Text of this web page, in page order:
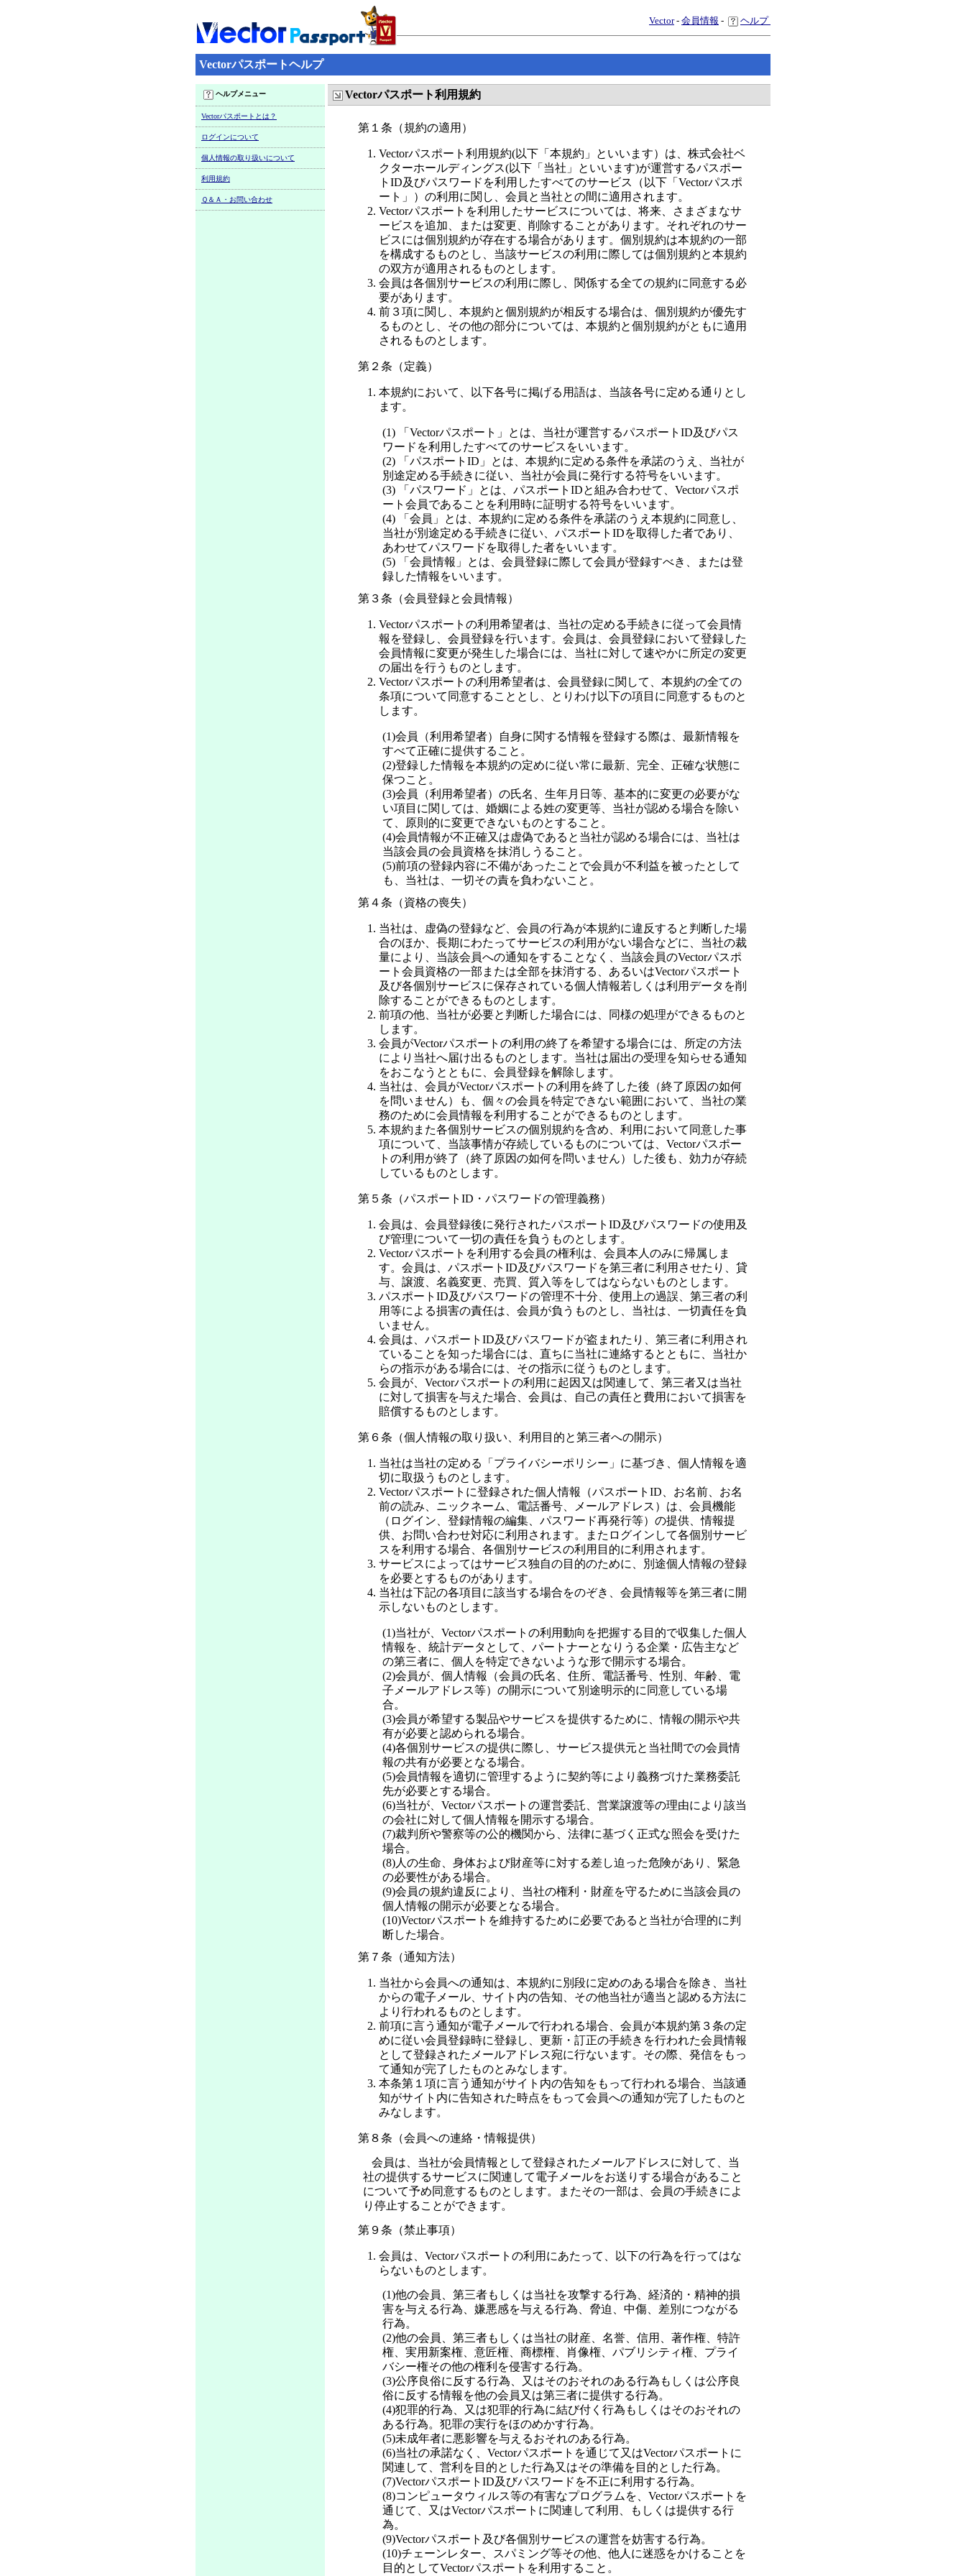
Vector- 会員情報 - ヘルプ
Vectorパスポートヘルプ
ヘルプメニュー
Vectorパスポートとは？
ログインについて
個人情報の取り扱いについて
利用規約
Ｑ＆Ａ・お問い合わせ
Vectorパスポート利用規約
第１条（規約の適用）
Vectorパスポート利用規約(以下「本規約」といいます）は、株式会社ベ
クターホールディングス(以下「当社」といいます)が運営するパスポー
トID及びパスワードを利用したすべてのサービス（以下「Vectorパスポ
ート」）の利用に関し、会員と当社との間に適用されます。
Vectorパスポートを利用したサービスについては、将来、さまざまなサ
ービスを追加、または変更、削除することがあります。それぞれのサー
ビスには個別規約が存在する場合があります。個別規約は本規約の一部
を構成するものとし、当該サービスの利用に際しては個別規約と本規約
の双方が適用されるものとします。
会員は各個別サービスの利用に際し、関係する全ての規約に同意する必
要があります。
前３項に関し、本規約と個別規約が相反する場合は、個別規約が優先す
るものとし、その他の部分については、本規約と個別規約がともに適用
されるものとします。
第２条（定義）
本規約において、以下各号に掲げる用語は、当該各号に定める通りとし
ます。
(1) 「Vectorパスポート」とは、当社が運営するパスポートID及びパス
ワードを利用したすべてのサービスをいいます。
(2) 「パスポートID」とは、本規約に定める条件を承諾のうえ、当社が
別途定める手続きに従い、当社が会員に発行する符号をいいます。
(3) 「パスワード」とは、パスポートIDと組み合わせて、Vectorパスポ
ート会員であることを利用時に証明する符号をいいます。
(4) 「会員」とは、本規約に定める条件を承諾のうえ本規約に同意し、
当社が別途定める手続きに従い、パスポートIDを取得した者であり、
あわせてパスワードを取得した者をいいます。
(5) 「会員情報」とは、会員登録に際して会員が登録すべき、または登
録した情報をいいます。
第３条（会員登録と会員情報）
Vectorパスポートの利用希望者は、当社の定める手続きに従って会員情
報を登録し、会員登録を行います。会員は、会員登録において登録した
会員情報に変更が発生した場合には、当社に対して速やかに所定の変更
の届出を行うものとします。
Vectorパスポートの利用希望者は、会員登録に関して、本規約の全ての
条項について同意することとし、とりわけ以下の項目に同意するものと
します。
(1)会員（利用希望者）自身に関する情報を登録する際は、最新情報を
すべて正確に提供すること。
(2)登録した情報を本規約の定めに従い常に最新、完全、正確な状態に
保つこと。
(3)会員（利用希望者）の氏名、生年月日等、基本的に変更の必要がな
い項目に関しては、婚姻による姓の変更等、当社が認める場合を除い
て、原則的に変更できないものとすること。
(4)会員情報が不正確又は虚偽であると当社が認める場合には、当社は
当該会員の会員資格を抹消しうること。
(5)前項の登録内容に不備があったことで会員が不利益を被ったとして
も、当社は、一切その責を負わないこと。
第４条（資格の喪失）
当社は、虚偽の登録など、会員の行為が本規約に違反すると判断した場
合のほか、長期にわたってサービスの利用がない場合などに、当社の裁
量により、当該会員への通知をすることなく、当該会員のVectorパスポ
ート会員資格の一部または全部を抹消する、あるいはVectorパスポート
及び各個別サービスに保存されている個人情報若しくは利用データを削
除することができるものとします。
前項の他、当社が必要と判断した場合には、同様の処理ができるものと
します。
会員がVectorパスポートの利用の終了を希望する場合には、所定の方法
により当社へ届け出るものとします。当社は届出の受理を知らせる通知
をおこなうとともに、会員登録を解除します。
当社は、会員がVectorパスポートの利用を終了した後（終了原因の如何
を問いません）も、個々の会員を特定できない範囲において、当社の業
務のために会員情報を利用することができるものとします。
本規約また各個別サービスの個別規約を含め、利用において同意した事
項について、当該事情が存続しているものについては、Vectorパスポー
トの利用が終了（終了原因の如何を問いません）した後も、効力が存続
しているものとします。
第５条（パスポートID・パスワードの管理義務）
会員は、会員登録後に発行されたパスポートID及びパスワードの使用及
び管理について一切の責任を負うものとします。
Vectorパスポートを利用する会員の権利は、会員本人のみに帰属しま
す。会員は、パスポートID及びパスワードを第三者に利用させたり、貸
与、譲渡、名義変更、売買、質入等をしてはならないものとします。
パスポートID及びパスワードの管理不十分、使用上の過誤、第三者の利
用等による損害の責任は、会員が負うものとし、当社は、一切責任を負
いません。
会員は、パスポートID及びパスワードが盗まれたり、第三者に利用され
ていることを知った場合には、直ちに当社に連絡するとともに、当社か
らの指示がある場合には、その指示に従うものとします。
会員が、Vectorパスポートの利用に起因又は関連して、第三者又は当社
に対して損害を与えた場合、会員は、自己の責任と費用において損害を
賠償するものとします。
第６条（個人情報の取り扱い、利用目的と第三者への開示）
当社は当社の定める「プライバシーポリシー」に基づき、個人情報を適
切に取扱うものとします。
Vectorパスポートに登録された個人情報（パスポートID、お名前、お名
前の読み、ニックネーム、電話番号、メールアドレス）は、会員機能
（ログイン、登録情報の編集、パスワード再発行等）の提供、情報提
供、お問い合わせ対応に利用されます。またログインして各個別サービ
スを利用する場合、各個別サービスの利用目的に利用されます。
サービスによってはサービス独自の目的のために、別途個人情報の登録
を必要とするものがあります。
当社は下記の各項目に該当する場合をのぞき、会員情報等を第三者に開
示しないものとします。
(1)当社が、Vectorパスポートの利用動向を把握する目的で収集した個人
情報を、統計データとして、パートナーとなりうる企業・広告主など
の第三者に、個人を特定できないような形で開示する場合。
(2)会員が、個人情報（会員の氏名、住所、電話番号、性別、年齢、電
子メールアドレス等）の開示について別途明示的に同意している場
合。
(3)会員が希望する製品やサービスを提供するために、情報の開示や共
有が必要と認められる場合。
(4)各個別サービスの提供に際し、サービス提供元と当社間での会員情
報の共有が必要となる場合。
(5)会員情報を適切に管理するように契約等により義務づけた業務委託
先が必要とする場合。
(6)当社が、Vectorパスポートの運営委託、営業譲渡等の理由により該当
の会社に対して個人情報を開示する場合。
(7)裁判所や警察等の公的機関から、法律に基づく正式な照会を受けた
場合。
(8)人の生命、身体および財産等に対する差し迫った危険があり、緊急
の必要性がある場合。
(9)会員の規約違反により、当社の権利・財産を守るために当該会員の
個人情報の開示が必要となる場合。
(10)Vectorパスポートを維持するために必要であると当社が合理的に判
断した場合。
第７条（通知方法）
当社から会員への通知は、本規約に別段に定めのある場合を除き、当社
からの電子メール、サイト内の告知、その他当社が適当と認める方法に
より行われるものとします。
前項に言う通知が電子メールで行われる場合、会員が本規約第３条の定
めに従い会員登録時に登録し、更新・訂正の手続きを行われた会員情報
として登録されたメールアドレス宛に行ないます。その際、発信をもっ
て通知が完了したものとみなします。
本条第１項に言う通知がサイト内の告知をもって行われる場合、当該通
知がサイト内に告知された時点をもって会員への通知が完了したものと
みなします。
第８条（会員への連絡・情報提供）
会員は、当社が会員情報として登録されたメールアドレスに対して、当
社の提供するサービスに関連して電子メールをお送りする場合があること
について予め同意するものとします。またその一部は、会員の手続きによ
り停止することができます。
第９条（禁止事項）
会員は、Vectorパスポートの利用にあたって、以下の行為を行ってはな
らないものとします。
(1)他の会員、第三者もしくは当社を攻撃する行為、経済的・精神的損
害を与える行為、嫌悪感を与える行為、脅迫、中傷、差別につながる
行為。
(2)他の会員、第三者もしくは当社の財産、名誉、信用、著作権、特許
権、実用新案権、意匠権、商標権、肖像権、パブリシティ権、プライ
バシー権その他の権利を侵害する行為。
(3)公序良俗に反する行為、又はそのおそれのある行為もしくは公序良
俗に反する情報を他の会員又は第三者に提供する行為。
(4)犯罪的行為、又は犯罪的行為に結び付く行為もしくはそのおそれの
ある行為。犯罪の実行をほのめかす行為。
(5)未成年者に悪影響を与えるおそれのある行為。
(6)当社の承諾なく、Vectorパスポートを通じて又はVectorパスポートに
関連して、営利を目的とした行為又はその準備を目的とした行為。
(7)VectorパスポートID及びパスワードを不正に利用する行為。
(8)コンピュータウィルス等の有害なプログラムを、Vectorパスポートを
通じて、又はVectorパスポートに関連して利用、もしくは提供する行
為。
(9)Vectorパスポート及び各個別サービスの運営を妨害する行為。
(10)チェーンレター、スパミング等その他、他人に迷惑をかけることを
目的としてVectorパスポートを利用すること。